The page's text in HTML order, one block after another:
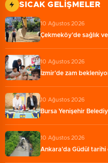
SICAK GELIŞMELER
10 Ağustos 2026
Çekmeköy’de sağlık
10 Ağustos 2026
İzmir'de zam
10 Ağustos 2026
Bursa Yenişehir
10 Ağustos 2026
Ankara'da Güdül tarihi